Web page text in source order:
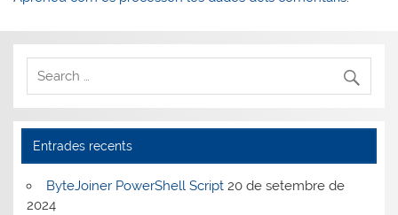
Entrades recents
ByteJoiner PowerShell Script 20 de setembre de
2024